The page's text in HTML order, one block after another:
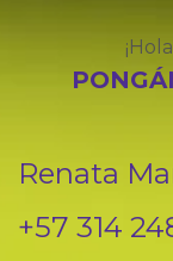
Renata
+57 314